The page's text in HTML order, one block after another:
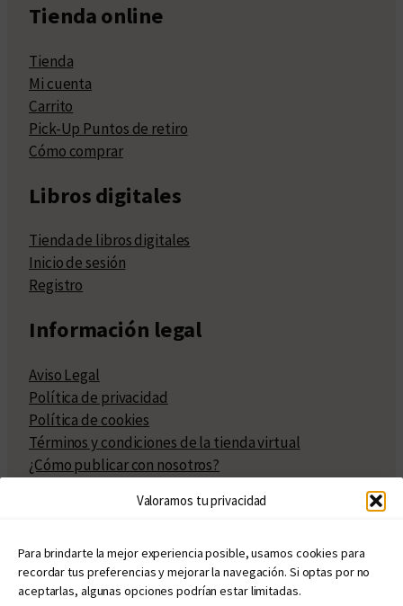
Valoramos tu privacidad
Para brindarte la mejor experiencia posible, usamos cookies para
recordar tus preferencias y mejorar la navegación. Si optas por no
aceptarlas, algunas opciones podrían estar limitadas.
Tienda online
Tienda
Mi cuenta
Carrito
Pick-Up Puntos de retiro
Cómo comprar
Libros digitales
Tienda de libros digitales
Inicio de sesión
Registro
Información legal
Aviso Legal
Política de privacidad
Política de cookies
Términos y condiciones de la tienda virtual
¿Cómo publicar con nosotros?
Políticas de publicación
Políticas de coedición
Atribuciones